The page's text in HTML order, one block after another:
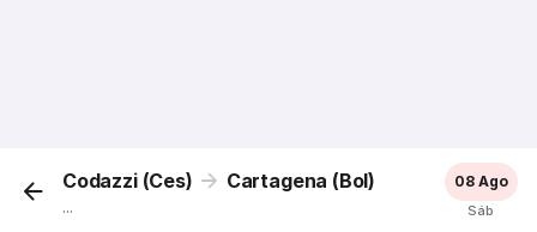
Codazzi (Ces) Cartagena (Bol)
...
08 Ago
Sáb